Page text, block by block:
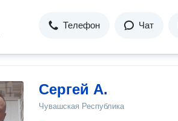
Телефон Чат
Сергей А.
Чувашская Республика